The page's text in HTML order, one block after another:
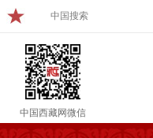
中国搜索
中国西藏网微信